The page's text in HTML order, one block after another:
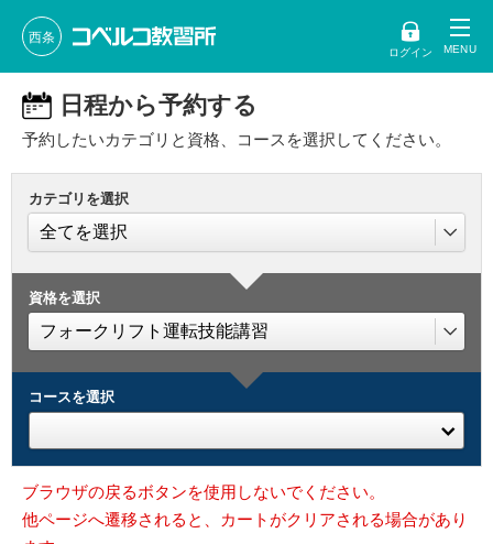
西条
ログイン
日程から予約する
予約したいカテゴリと資格、コースを選択してください。
カテゴリを選択
資格を選択
コースを選択
ブラウザの戻るボタンを使用しないでください。
他ページへ遷移されると、カートがクリアされる場合があり